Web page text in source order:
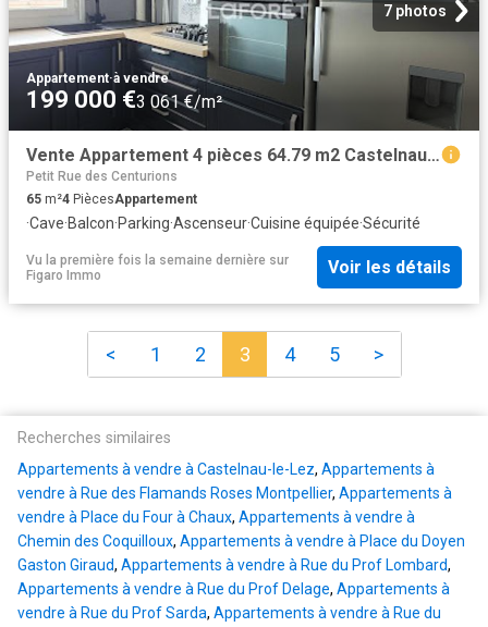
7 photos
Appartement·à vendre
199 000 €3 061 €/m²
Vente Appartement 4 pièces 64.79 m2 Castelnau le Lez
Petit Rue des Centurions
65 m²4 PiècesAppartement
·Cave·Balcon·Parking·Ascenseur·Cuisine équipée·Sécurité
Vu la première fois la semaine dernière sur
Figaro Immo
Voir les détails
< 1 2 3 4 5 >
Recherches similaires
Appartements à vendre à Castelnau-le-Lez, Appartements à
vendre à Rue des Flamands Roses Montpellier, Appartements à
vendre à Place du Four à Chaux, Appartements à vendre à
Chemin des Coquilloux, Appartements à vendre à Place du Doyen
Gaston Giraud, Appartements à vendre à Rue du Prof Lombard,
Appartements à vendre à Rue du Prof Delage, Appartements à
vendre à Rue du Prof Sarda, Appartements à vendre à Rue du